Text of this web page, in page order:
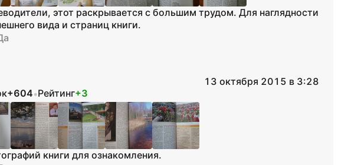
этот раскрывается с большим трудом. Для наглядности
вида и страниц книги.
13 октября 2015 в 3:28
+604•Рейтинг+3
книги для ознакомления.